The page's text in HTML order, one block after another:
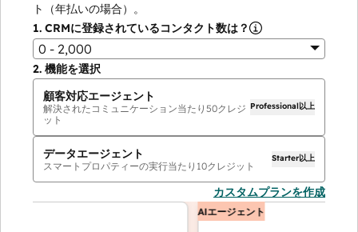
ト（年払いの場合）。
1. CRMに登録されているコンタクト数は？
0 - 2,000
2. 機能を選択
顧客対応エージェント
解決されたコミュニケーション当たり 50クレジ
ット
Professional以上
データエージェント
スマートプロパティーの実行当たり 10クレジット
Starter以上
カスタムプランを作成
AIエージェント